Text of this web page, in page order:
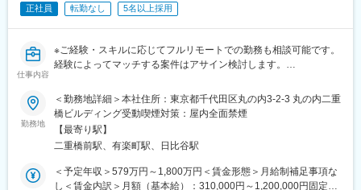
■案件事例や取り扱い商材：
・官庁・自治体／一般企業向けのネットワークインフラ設計・構
・官庁・自治体／一般企業向けおけるセキュリティ製品導入提
案、セキュリティ診断、分析等
ルチベンダー対応
■魅力：
地域貢献を目指し、営業部門と生産部門が協力し合う活気ある職
10人程度のグループの中で、上司部下の関係に縛られず、新たな
意見を出し合う風通しの良い職場環境を目指しています。
正社員 転勤なし 5名以上採用
仕事内容
※ご経験・スキルに応じてフルリモートでの勤務も相談可能です。
経験によってマッチする案件はアサイン検討します。
集・分析が可能／ナショナルクライアント含め大手取引多数
◎事業会社、Sierからの入社者も多く、セキュリティ領域で専門
知識を身に着けたい方におすすめ
◎セキュリティ未経験の方からコンサルや様々なセキュリティ専
門家へのキャリアパス多数／入社後もスキルアップ・キャリアア
ップが見込める環境
勤務地
＜勤務地詳細＞本社住所：東京都千代田区丸の内3-2-3 丸の内二重
橋ビルディング受動喫煙対策：屋内全面禁煙
【最寄り駅】
二重橋前駅、有楽町駅、日比谷駅
＜予定年収＞579万円～1,800万円＜賃金形態＞月給制補足事項な
し＜賃金内訳＞月額（基本給）：310,000円～1,200,000円固定残